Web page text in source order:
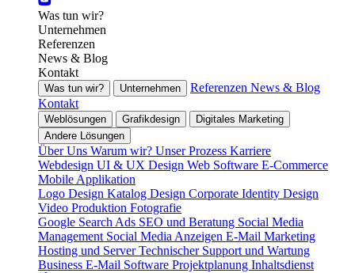
Was tun wir?
Unternehmen
Referenzen
News & Blog
Kontakt
Was tun wir? Unternehmen Referenzen News & Blog
Kontakt
Weblösungen Grafikdesign
Digitales Marketing
Andere Lösungen
Über Uns Warum wir? Unser Prozess Karriere
Webdesign UI & UX Design Web Software E-Commerce
Mobile Applikation
Logo Design Katalog Design Corporate Identity Design
Video Produktion Fotografie
Google Search Ads SEO und Beratung Social Media
Management Social Media Anzeigen E-Mail Marketing
Hosting und ServerTechnischer Support und Wartung
Business E-Mail Software Projektplanung Inhaltsdienst